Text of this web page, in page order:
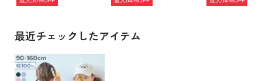
最近チェックしたアイテム